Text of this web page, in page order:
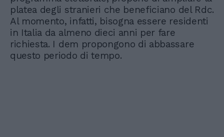
platea degli stranieri che beneficiano del Rdc.
Al momento, infatti, bisogna essere residenti
in Italia da almeno dieci anni per fare
richiesta. I dem propongono di abbassare
questo periodo di tempo.